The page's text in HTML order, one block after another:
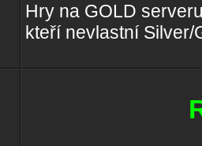
Hry na GOLD
kteří nevlastní Silver/